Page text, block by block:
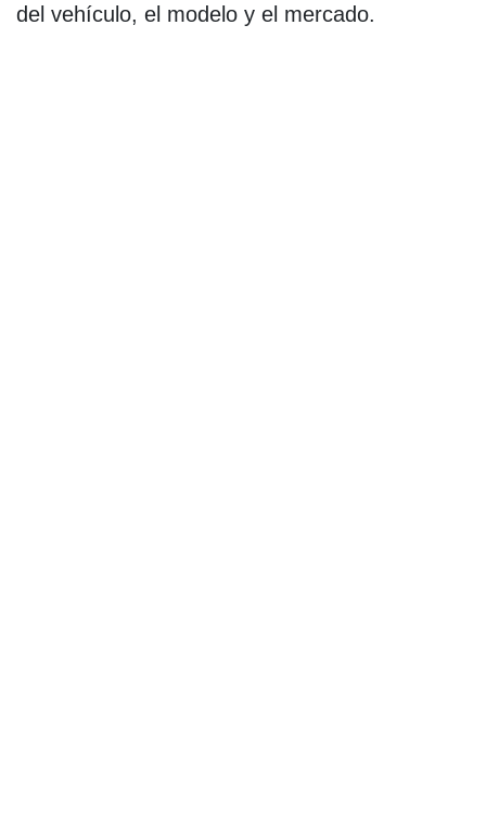
del vehículo, el modelo y el mercado.